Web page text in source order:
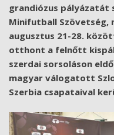
grandiózus pályázatát
Minifutball Szövetség,
augusztus 21-28.
otthont a felnőtt
szerdai sorsoláson
magyar válogatott
Szerbia csapataival